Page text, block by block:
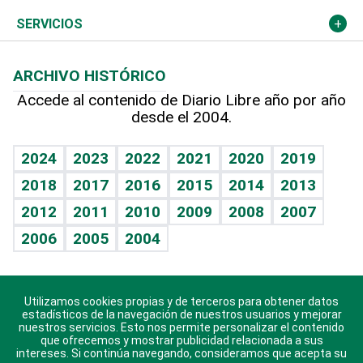
Resto del mundo
Economía personal
Podcast Arte Libre
Hablando con el pediatra
Vida y familia
Eñe
Celebrando la vida
Sin complejos
En pocas palabras
Escuchando al corazón
Economía Personal
Más deportes
Línea de hit
TBT Deportivo
Columnistas
Más firmas
Cambio climático
Opinión
Hecho en casa
Guía del dinero
SERVICIOS
Cumpleaños
Horóscopos
Crucigramas
ARCHIVO HISTÓRICO
Accede al contenido de Diario Libre año por año
desde el 2004.
2024 2023 2022 2021 2020
2019
2018
2017 2016 2015 2014
2013
2012
2011 2010 2009 2008
2007
2006
2005 2004
Descarga nuestras aplicaciones para Android, iOS y
sistema Huawei.
Utilizamos cookies propias y de terceros para obtener datos
estadísticos de la navegación de nuestros usuarios y mejorar
nuestros servicios. Esto nos permite personalizar el contenido
que ofrecemos y mostrar publicidad relacionada a sus
intereses. Si continúa navegando, consideramos que acepta su